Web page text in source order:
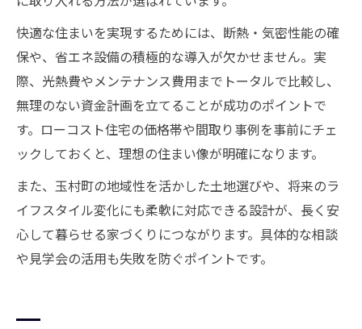
快適な住まいを実現するためには、断熱・気密性能の確
保や、省エネ設備の積極的な導入が欠かせません。実
際、光熱費やメンテナンス費用までトータルで比較し、
無理のない資金計画を立てることが成功のポイントで
す。ローコスト住宅の価格帯や間取り事例を事前にチェ
ックしておくと、理想の住まい像が明確になります。
また、玉村町の地域性を活かした土地選びや、将来のラ
イフスタイル変化にも柔軟に対応できる設計が、長く安
心して暮らせる家づくりにつながります。具体的な相談
や見学会の活用も失敗を防ぐポイントです。